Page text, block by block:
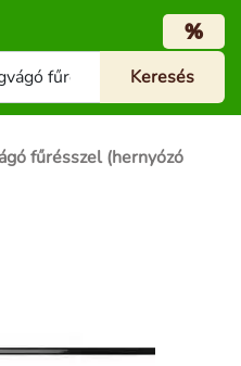
%
fűrésszel (hernyózó